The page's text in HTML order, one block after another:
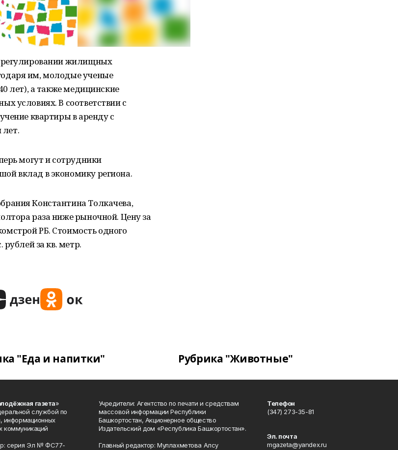
регулировании жилищных
им, молодые ученые
лет), а также медицинские
условиях. В соответствии с
квартиры в аренду с
могут и сотрудники
вклад в экономику региона.
Константина Толкачева,
раза ниже рыночной. Цену за
РБ. Стоимость одного
рублей за кв. метр.
"Еда и напитки" Рубрика "Животные"
газета»
службой по
информационных
коммуникаций
серия Эл № ФС77-
Учредители: Агентство по печати и средствам
массовой информации Республики
Башкортостан, Акционерное общество
Издательский дом «Республика Башкортостан».
Главный редактор: Муллахметова Алсу
Телефон
(347) 273-35-81
Эл. почта
mgazeta@yandex.ru